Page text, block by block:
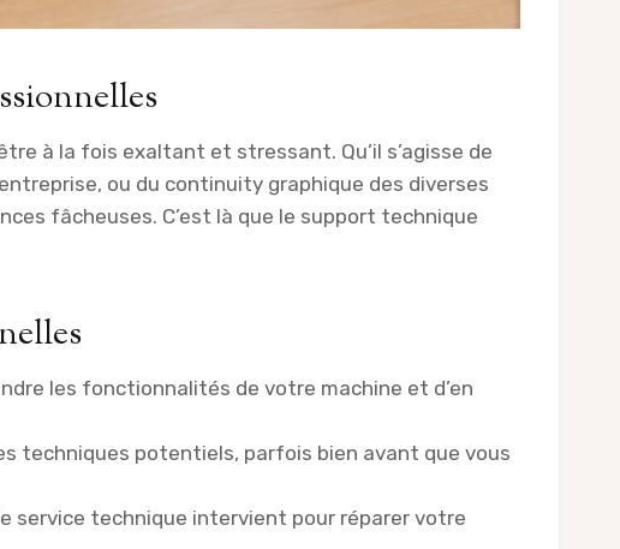
à la fois exaltant et stressant. Qu’il s’agisse de
ou du continuity graphique des diverses
fâcheuses. C’est là que le support technique
les fonctionnalités de votre machine et d’en
techniques potentiels, parfois bien avant que vous
service technique intervient pour réparer votre